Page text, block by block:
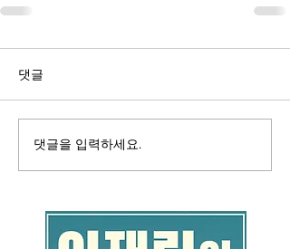
댓글
댓글을 입력하세요.